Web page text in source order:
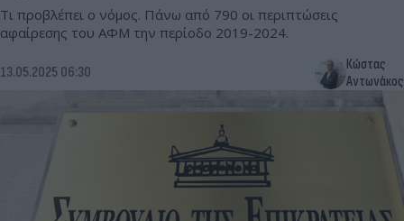
Τι προβλέπει ο νόμος. Πάνω από 790 οι περιπτώσεις
αφαίρεσης του ΑΦΜ την περίοδο 2019-2024.
13.05.2025 06:30
Κώστας
Αντωνάκος